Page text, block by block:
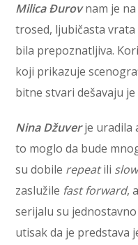
Milica Đurovnam je
trosed, ljubičasta
bila prepoznatljiva.
koji prikazuje
bitne stvari dešavaju
Nina Džuverje uradila
to moglo da bude
su dobile repeatili
zaslužile fast forward,
serijalu su
utisak da je predstava